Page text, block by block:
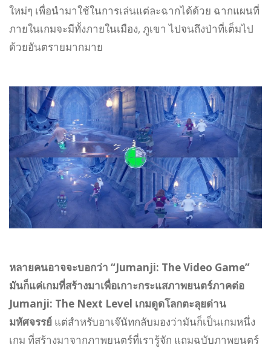
ใหม่ๆ เพื่อนำมาใช้ในการเล่นแต่ละฉากได้ด้วย ฉากแผนที่
ภายในเกมจะมีทั้งภายในเมือง, ภูเขา ไปจนถึงป่าที่เต็มไป
ด้วยอันตรายมากมาย
หลายคนอาจจะบอกว่า “Jumanji: The Video Game”
มันก็แค่เกมที่สร้างมาเพื่อเกาะกระแสภาพยนตร์ภาคต่อ
Jumanji: The Next Level เกมดูดโลกตะลุยด่าน
มหัศจรรย์ แต่สำหรับอาเจ๊นัทกลับมองว่ามันก็เป็นเกมหนึ่ง
เกม ที่สร้างมาจากภาพยนตร์ที่เรารู้จัก แถมฉบับภาพยนตร์